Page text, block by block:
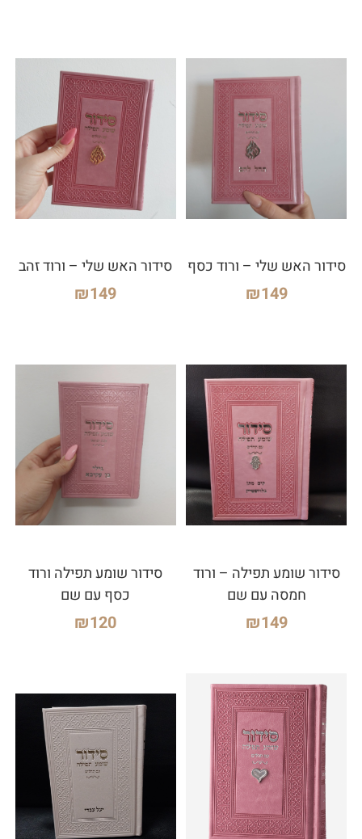
סידור האש שלי – ורוד כסף
₪149
סידור האש שלי – ורוד זהב
₪149
סידור שומע תפילה – ורוד
חמסה עם שם
₪149
סידור שומע תפילה ורוד
כסף עם שם
₪120